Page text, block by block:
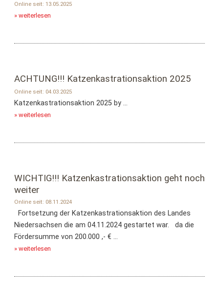
Online seit: 13.05.2025
» weiterlesen
ACHTUNG!!! Katzenkastrationsaktion 2025
Online seit: 04.03.2025
Katzenkastrationsaktion 2025 by ...
» weiterlesen
WICHTIG!!! Katzenkastrationsaktion geht noch
weiter
Online seit: 08.11.2024
Fortsetzung der Katzenkastrationsaktion des Landes
Niedersachsen die am 04.11.2024 gestartet war. da die
Fördersumme von 200.000 ,- € ...
» weiterlesen